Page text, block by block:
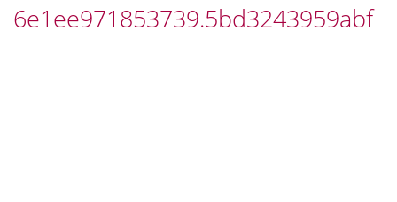
6e1ee971853739.5bd3243959abf